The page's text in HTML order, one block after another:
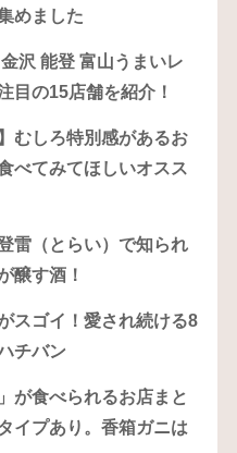
めました
沢 能登 富山うまいレ
目の15店舗を紹介！
むしろ特別感があるお
べてみてほしいオスス
雷（とらい）で知られ
醸す酒！
スゴイ！愛され続ける8
チバン
が食べられるお店まと
イプあり。香箱ガニは